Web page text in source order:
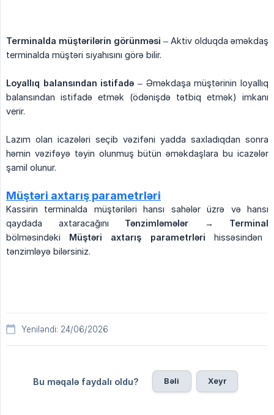
Terminalda müştərilərin görünməsi – Aktiv olduqda əməkdaş
terminalda müştəri siyahısını görə bilir.
Loyallıq balansından istifadə – Əməkdaşa müştərinin loyallıq
balansından istifadə etmək (ödənişdə tətbiq etmək) imkanı
verir.
Lazım olan icazələri seçib vəzifəni yadda saxladıqdan sonra
həmin vəzifəyə təyin olunmuş bütün əməkdaşlara bu icazələr
şamil olunur.
Müştəri axtarış parametrləri
Kassirin terminalda müştəriləri hansı sahələr üzrə və hansı
qaydada axtaracağını Tənzimləmələr → Terminal
bölməsindəki Müştəri axtarış parametrləri hissəsindən
tənzimləyə bilərsiniz.
Yeniləndi: 24/06/2026
Bu məqalə faydalı oldu? Bəli Xeyr